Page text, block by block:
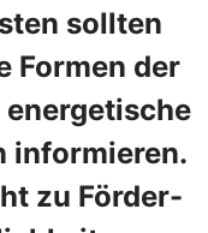
sollten
Formen der
informieren.
zu Förder-